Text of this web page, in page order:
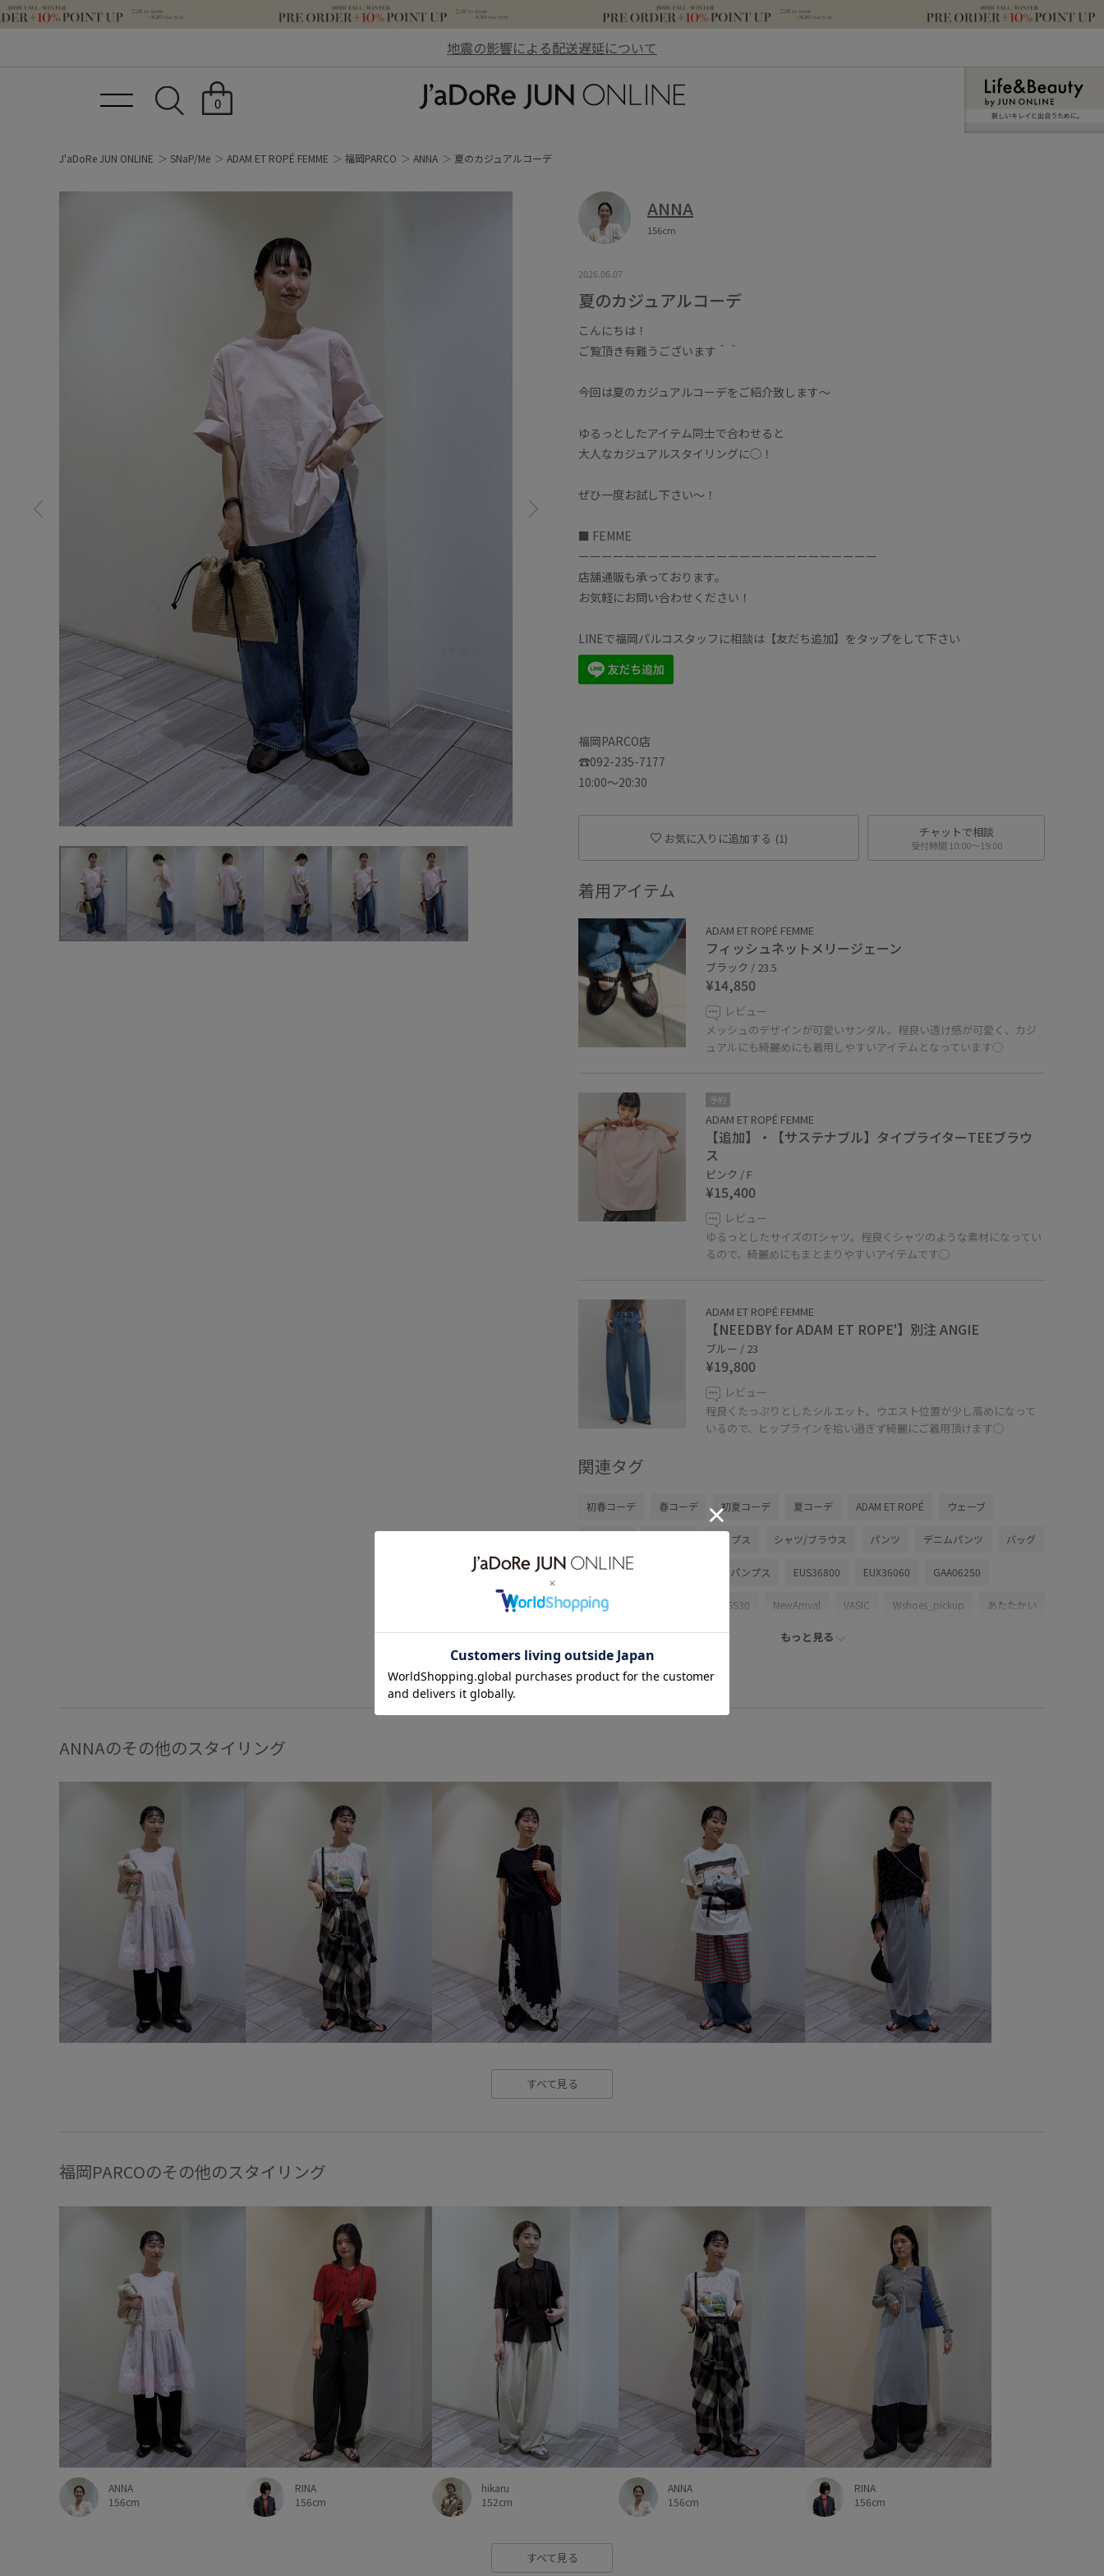
地震の影響による配送遅延について
0
新しいキレイと出合うために。
J'aDoRe JUN ONLINE SNaP/Me ADAM ET ROPÉ FEMME 福岡PARCO ANNA 夏のカジュアルコーデ
ANNA
156cm
2026.06.07
夏のカジュアルコーデ
こんにちは！
ご覧頂き有難うございます＾＾
今回は夏のカジュアルコーデをご紹介致します〜
ゆるっとしたアイテム同士で合わせると
大人なカジュアルスタイリングに◯！
ぜひ一度お試し下さい〜！
■ FEMME
ーーーーーーーーーーーーーーーーーーーーーーーーーー
店舗通販も承っております。
お気軽にお問い合わせください！
LINEで福岡パルコスタッフに相談は【友だち追加】をタップをして下さい
福岡PARCO店
☎︎092-235-7177
10:00〜20:30
お気に入りに追加する (1) チャットで相談
受付時間 10:00〜19:00
着用アイテム
ADAM ET ROPÉ FEMME
フィッシュネットメリージェーン
ブラック / 23.5
¥14,850
レビュー
メッシュのデザインが可愛いサンダル。程良い透け感が可愛く、カジ
ュアルにも綺麗めにも着用しやすいアイテムとなっています◯
予約
ADAM ET ROPÉ FEMME
【追加】・【サステナブル】タイプライターTEEブラウ
ス
ピンク / F
¥15,400
レビュー
ゆるっとしたサイズのTシャツ。程良くシャツのような素材になってい
るので、綺麗めにもまとまりやすいアイテムです◯
ADAM ET ROPÉ FEMME
【NEEDBY for ADAM ET ROPE'】別注 ANGIE
ブルー / 23
¥19,800
レビュー
程良くたっぷりとしたシルエット。ウエスト位置が少し高めになって
いるので、ヒップラインを拾い過ぎず綺麗にご着用頂けます◯
関連タグ
初春コーデ 春コーデ 初夏コーデ 夏コーデ ADAM ET ROPÉ ウェーブ
トップス シャツ/ブラウス パンツ デニムパンツ バッグ
トートバッグ パンプス EUS36800 EUX36060 GAA06250
GAH06300 26SS30 NewArrival VASIC Wshoes_pickup あたたかい
お出かけ用 さらりとした アクセサリー
オーバーサイズ シンプル
もっと見る
ANNAのその他のスタイリング
すべて見る
福岡PARCOのその他のスタイリング
ANNA
156cm
RINA
156cm
hikaru
152cm
ANNA
156cm
RINA
156cm
すべて見る